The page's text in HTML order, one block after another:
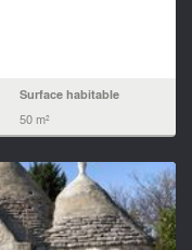
Surface habitable
50 m²